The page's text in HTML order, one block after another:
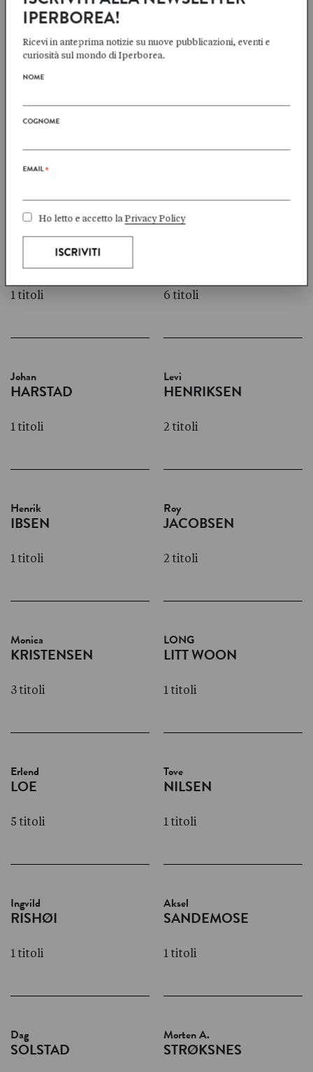
3 titoli
Bergljot Hobaek
1 titoli 6 titoli
Johan
HARSTAD
1 titoli
Levi
HENRIKSEN
2 titoli
Henrik
IBSEN
1 titoli
Roy
JACOBSEN
2 titoli
Monica
KRISTENSEN
3 titoli
LONG
LITT WOON
1 titoli
Erlend
LOE
5 titoli
Tove
NILSEN
1 titoli
Ingvild
RISHØI
1 titoli
Aksel
SANDEMOSE
1 titoli
Dag
SOLSTAD
Morten A.
STRØKSNES
IPERBOREA!
Ricevi in anteprima notizie su nuove pubblicazioni, eventi e
curiosità sul mondo di Iperborea.
NOME
COGNOME
EMAIL*
Ho letto e accetto laPrivacy Policy